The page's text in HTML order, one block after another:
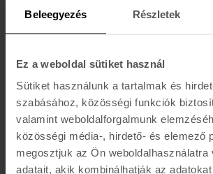
Beleegyezés Részletek
Ez a weboldal sütiket használ
Sütiket használunk a tartalmak és
szabásához, közösségi funkciók
valamint weboldalforgalmunk
közösségi média-, hirdető- és elemező
megosztjuk az Ön weboldalhasználatra
adatait, akik kombinálhatják az
Értesülj az újdonságokról,
K A R O L I N A 17 /
Hétfő - Péntek: 11:00 - 19:00
Szombat: 10:00 - 19:00